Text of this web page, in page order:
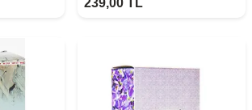
239,00 TL